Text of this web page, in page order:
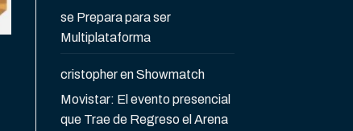
se Prepara para ser
Multiplataforma
cristopherenShowmatch
Movistar: El evento presencial
que Trae de Regreso el Arena